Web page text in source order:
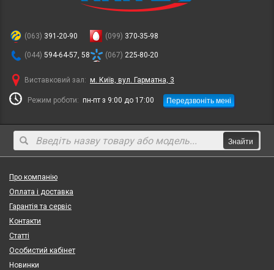
(063) 391-20-90
(044) 594-64-57, 58
(099) 370-35-98
(067) 225-80-20
Виставковий зал: м. Київ, вул. Гарматна, 3
Режим роботи: пн-пт з 9:00 до 17:00 Передзвоніть мені
Знайти
Про компанію
Оплата і доставка
Гарантія та сервіс
Контакти
Статті
Особистий кабінет
Новинки